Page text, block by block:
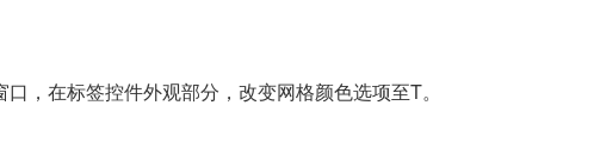
，在标签控件外观部分，改变网格颜色选项至T。